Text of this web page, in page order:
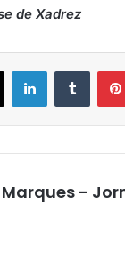
de Xadrez
X Linkedin
-